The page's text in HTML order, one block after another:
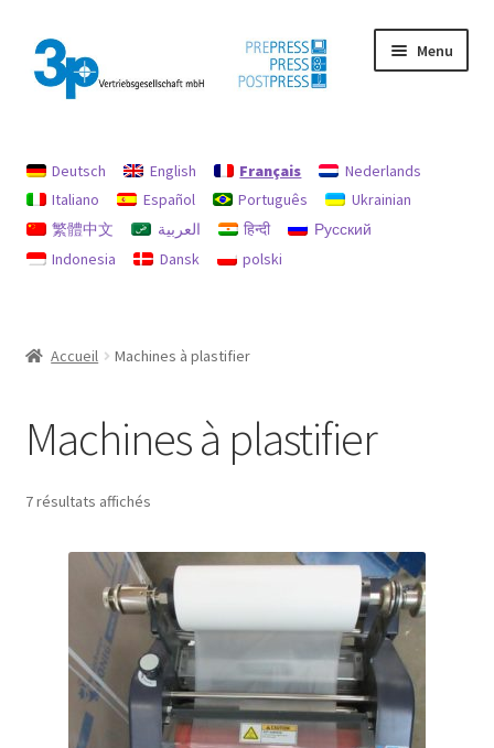
Aller
la
navigation
Aller
au
contenu
Menu
Chercher
imprimer
protection des données
Deutsch English Français
Nederlands
Italiano
Español Português
Ukrainian
繁體中文
العربية हिन्दी
Русский
Indonesia
Dansk polski
Accueil Machines à plastifier
Machines à plastifier
7 résultats affichés